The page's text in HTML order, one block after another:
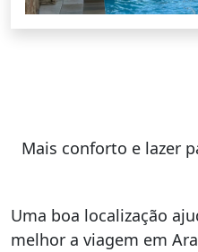
Mais conforto e lazer
Uma boa localização
melhor a viagem em